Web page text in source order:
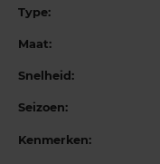
Type:
Maat:
Snelheid:
Seizoen:
Kenmerken: